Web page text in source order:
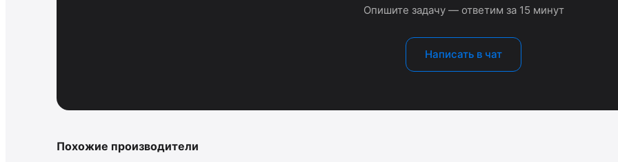
Опишите задачу — ответим за 15 минут
Написать в чат
Похожие производители